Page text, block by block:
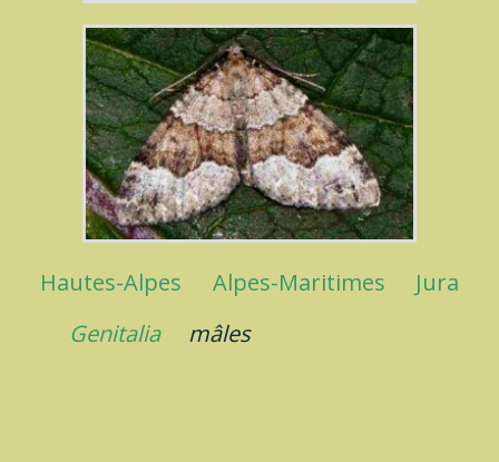
Hautes-Alpes Alpes-Maritimes
Jura
Genitalia mâles